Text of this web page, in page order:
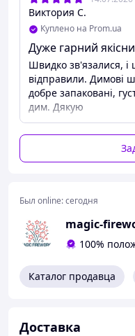
Утилизация: После
остывания корпуса
Совет: Исправьте в
чтобы не отпугнуть
модерацию.
Виктория С.
Куплено на Prom.ua
Дуже гарний
Швидко зв'язалися, і
відправили. Димові
добре запаковані,
дим. Дякую
Был online:сегодня
magic-
100%
Каталог продавца
Доставка